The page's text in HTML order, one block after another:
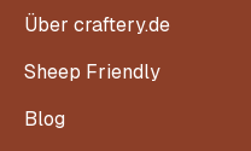
Über craftery.de
Sheep Friendly
Blog